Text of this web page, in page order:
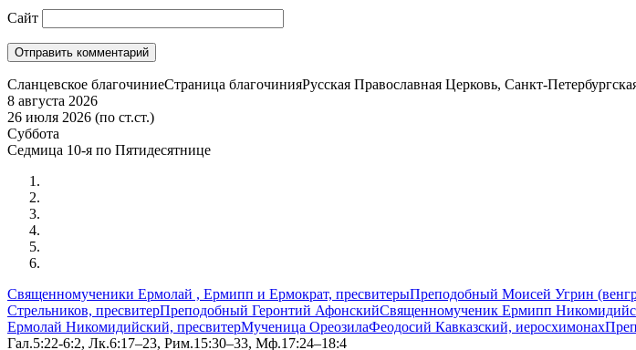
Сайт
Сланцевское благочиниеСтраница благочинияРусская Православная Церковь, Санкт-
8 августа 2026
26 июля 2026 (по ст.ст.)
Суббота
Седмица 10-я по Пятидесятнице
Священномученики Ермолай , Ермипп и Ермократ, пресвитерыПреподобный Моисей Угрин
Стрельников, пресвитерПреподобный Геронтий АфонскийСвященномученик Ермипп
Ермолай Никомидийский, пресвитерМученица ОреозилаФеодосий Кавказский, иеросхимонах
Гал.5:22-6:2, Лк.6:17–23, Рим.15:30–33, Мф.17:24–18:4